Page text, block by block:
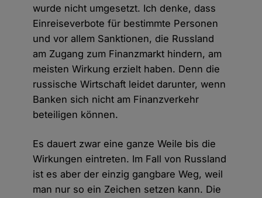
wurde nicht umgesetzt. Ich denke, dass
Einreiseverbote für bestimmte Personen
und vor allem Sanktionen, die Russland
am Zugang zum Finanzmarkt hindern, am
meisten Wirkung erzielt haben. Denn die
russische Wirtschaft leidet darunter, wenn
Banken sich nicht am Finanzverkehr
beteiligen können.
Es dauert zwar eine ganze Weile bis die
Wirkungen eintreten. Im Fall von Russland
ist es aber der einzig gangbare Weg, weil
man nur so ein Zeichen setzen kann. Die